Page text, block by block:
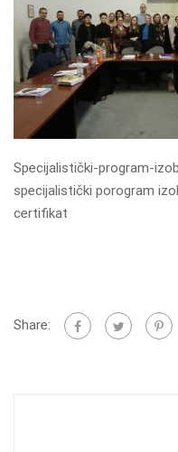
Specijalistički-program-
specijalistički porogram
certifikat
Share: